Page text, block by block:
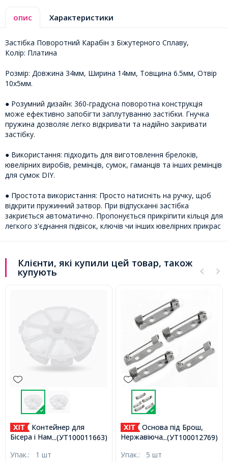
опис Характеристики
Застібка Поворотний Карабін з Біжутерного Сплаву,
Колір: Платина
Розмір: Довжина 34мм, Ширина 14мм, Товщина 6.5мм, Отвір
10х5мм.
● Розумний дизайн: 360-градусна поворотна конструкція
може ефективно запобігти заплутуванню застібки. Гнучка
пружина дозволяє легко відкривати та надійно закривати
застібку.
● Використання: підходить для виготовлення брелоків,
ювелірних виробів, ремінців, сумок, гаманців та інших ремінців
для сумок DIY.
● Простота використання: Просто натисніть на ручку, щоб
відкрити пружинний затвор. При відпусканні застібка
закриється автоматично. Пропонується прикріпити кільця для
легкого з'єднання підвісок, ключів чи інших ювелірних прикрас
Клієнти, які купили цей товар, також
купують
...(УТ100011663)
Контейнер для
Бісера і Намистин,
відсіків, Безбарвний,
Упак.: 1 шт
...(УТ100012769)
Основа під Брош,
Нержавіюча Сталь, Булавка
26x5x6мм, Пін 0.8мм,
Упак.: 5 шт